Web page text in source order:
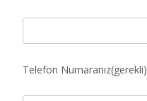
Telefon Numaranız(gerekli)